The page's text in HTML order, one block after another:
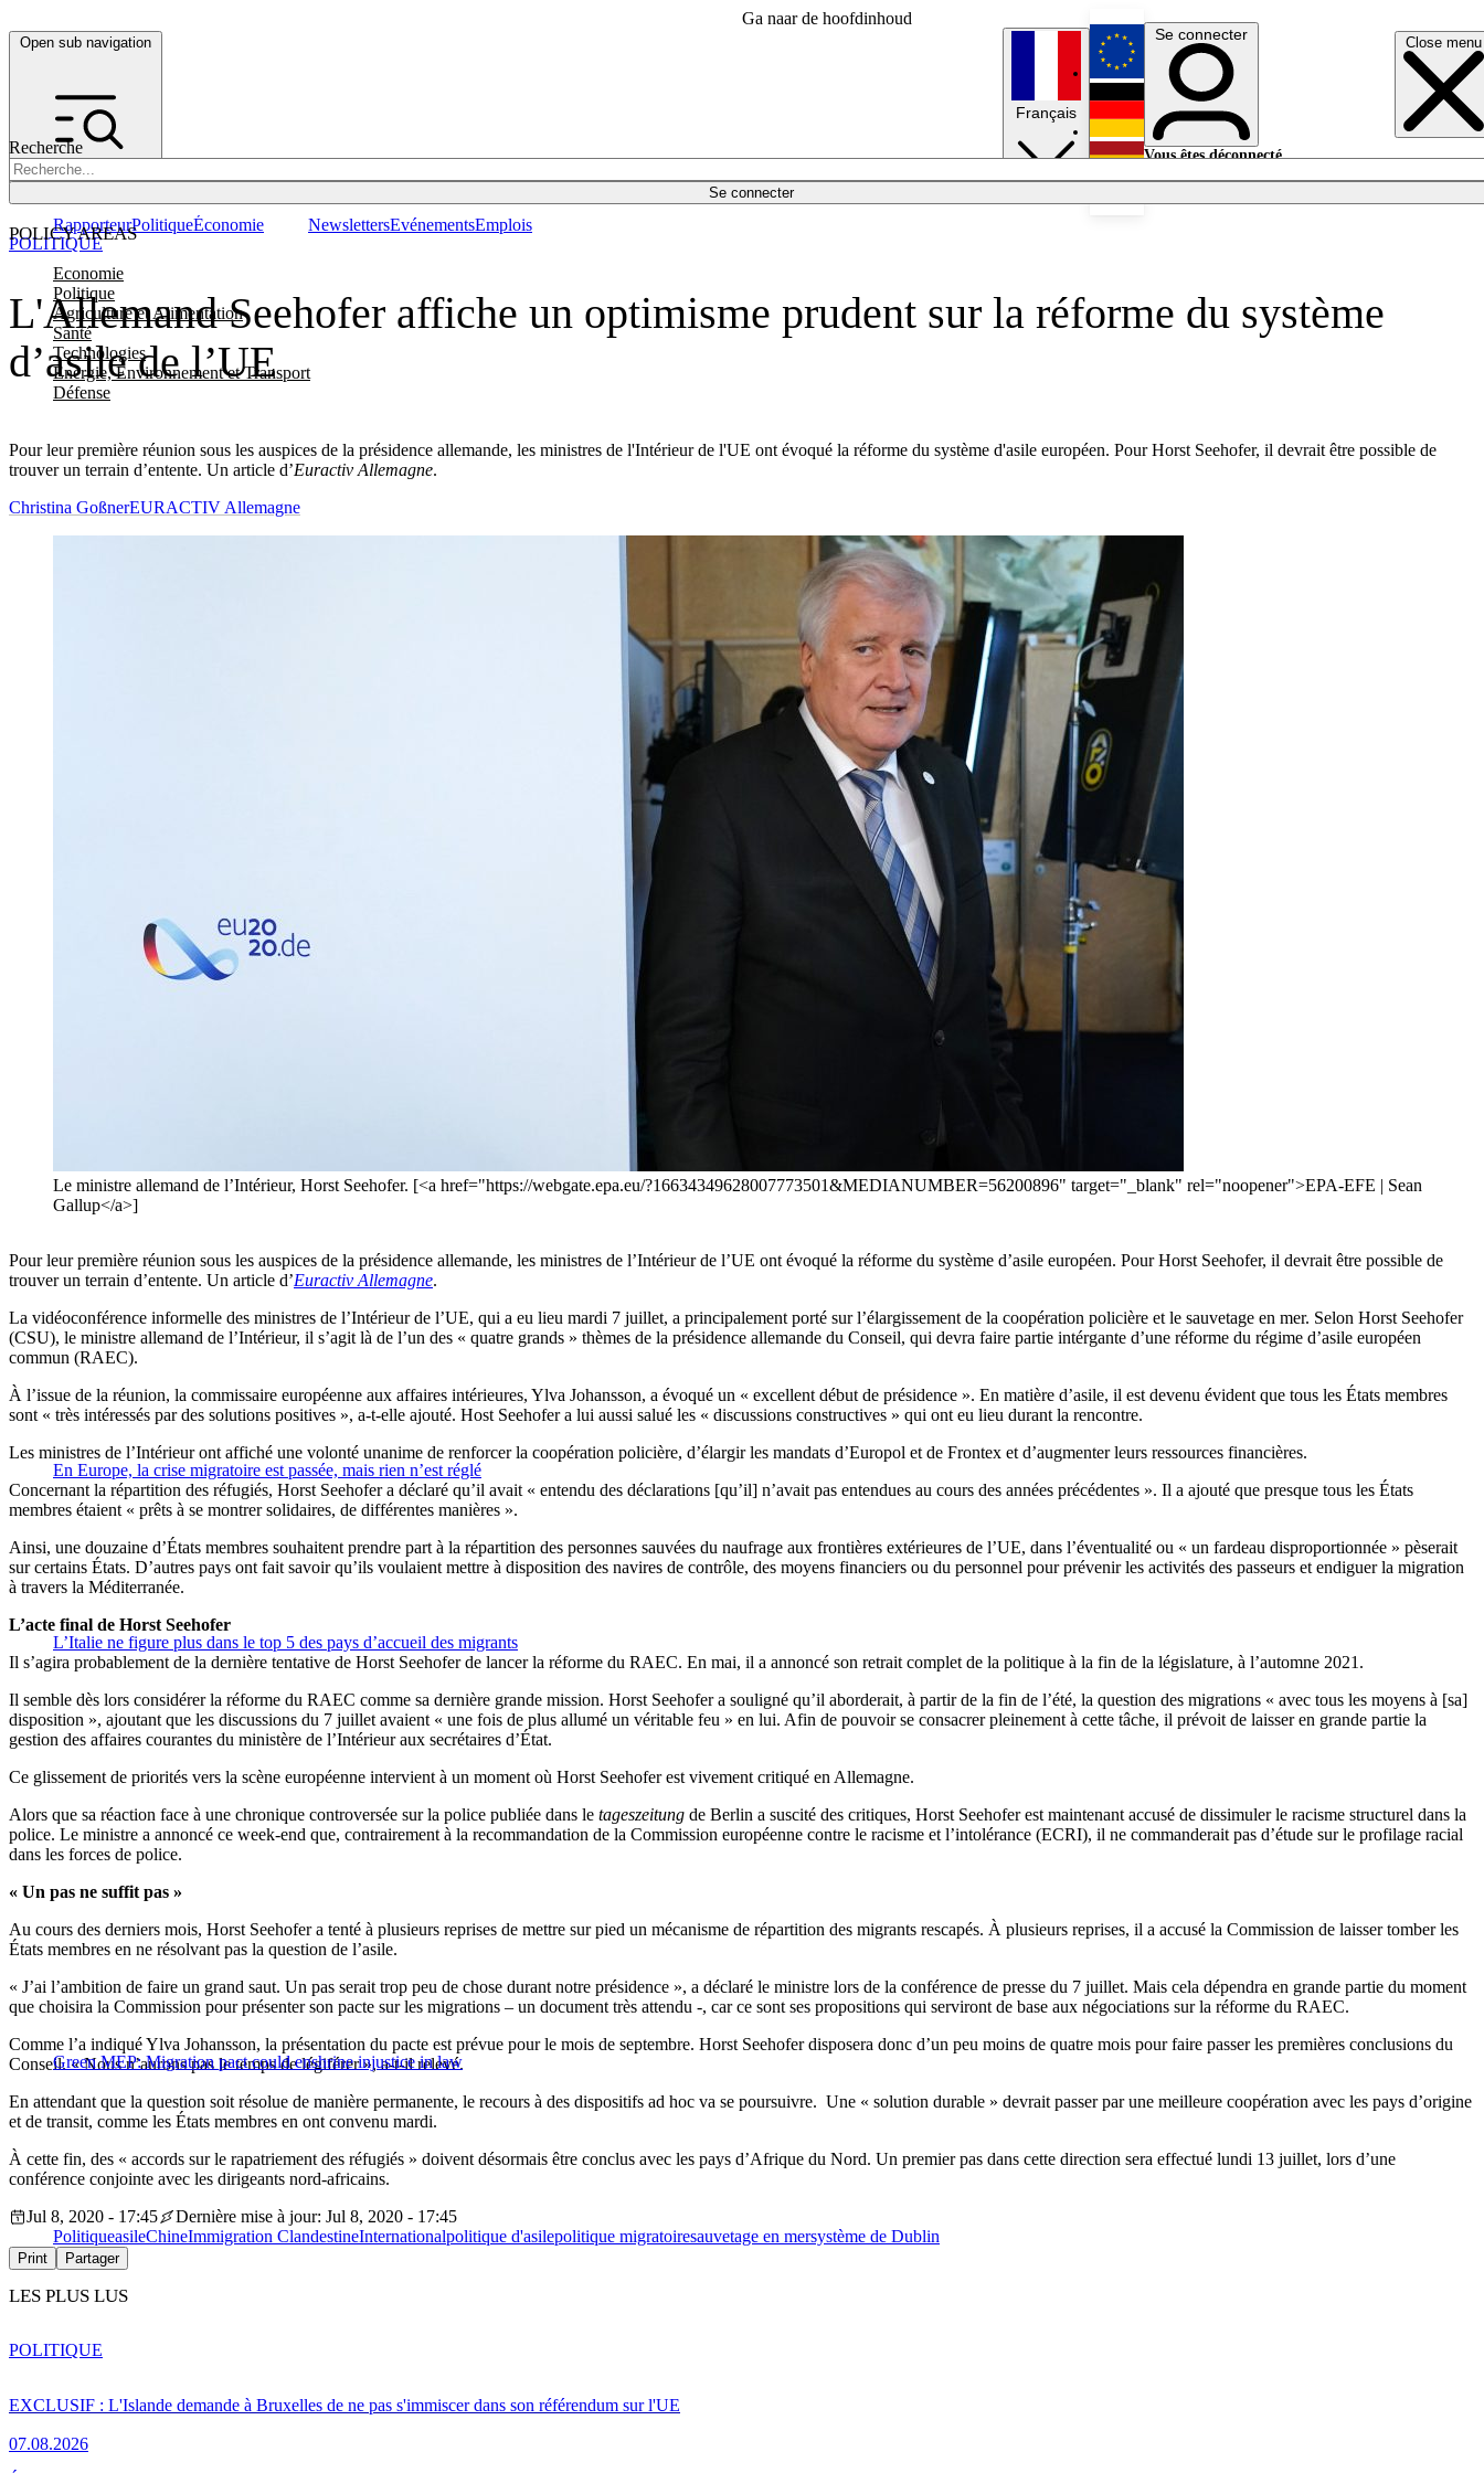
Ga naar de hoofdinhoud
Open sub navigation Close menu
Recherche
Se connecter
POLICY AREAS
Economie
Politique
Agriculture et Alimentation
Santé
Technologies
Energie, Environnement et Transport
Défense
RapporteurPolitiqueÉconomie NewslettersEvénementsEmplois
Français
English
Deutsch
Se connecter
Vous êtes déconnecté.
L'Allemand Seehofer affiche un optimisme prudent sur la réforme du système
d’asile de l’UE
Pour leur première réunion sous les auspices de la présidence allemande, les ministres de l'Intérieur de l'UE ont évoqué la réforme du système d'asile européen. Pour Horst Seehofer, il devrait être possible de
trouver un terrain d’entente. Un article d’Euractiv Allemagne.
POLITIQUE
Christina GoßnerEURACTIV Allemagne
Le ministre allemand de l’Intérieur, Horst Seehofer. [<a href="https://webgate.epa.eu/?16634349628007773501&MEDIANUMBER=56200896" target="_blank" rel="noopener">EPA-EFE | Sean
Gallup</a>]
Pour leur première réunion sous les auspices de la présidence allemande, les ministres de l’Intérieur de l’UE ont évoqué la réforme du système d’asile européen. Pour Horst Seehofer, il devrait être possible de
trouver un terrain d’entente. Un article d’Euractiv Allemagne.
La vidéoconférence informelle des ministres de l’Intérieur de l’UE, qui a eu lieu mardi 7 juillet, a principalement porté sur l’élargissement de la coopération policière et le sauvetage en mer. Selon Horst Seehofer
(CSU), le ministre allemand de l’Intérieur, il s’agit là de l’un des « quatre grands » thèmes de la présidence allemande du Conseil, qui devra faire partie intérgante d’une réforme du régime d’asile européen
commun (RAEC).
À l’issue de la réunion, la commissaire européenne aux affaires intérieures, Ylva Johansson, a évoqué un « excellent début de présidence ». En matière d’asile, il est devenu évident que tous les États membres
sont « très intéressés par des solutions positives », a-t-elle ajouté. Host Seehofer a lui aussi salué les « discussions constructives » qui ont eu lieu durant la rencontre.
En Europe, la crise migratoire est passée, mais rien n’est réglé
Les ministres de l’Intérieur ont affiché une volonté unanime de renforcer la coopération policière, d’élargir les mandats d’Europol et de Frontex et d’augmenter leurs ressources financières.
Concernant la répartition des réfugiés, Horst Seehofer a déclaré qu’il avait « entendu des déclarations [qu’il] n’avait pas entendues au cours des années précédentes ». Il a ajouté que presque tous les États
membres étaient « prêts à se montrer solidaires, de différentes manières ».
Ainsi, une douzaine d’États membres souhaitent prendre part à la répartition des personnes sauvées du naufrage aux frontières extérieures de l’UE, dans l’éventualité ou « un fardeau disproportionnée » pèserait
sur certains États. D’autres pays ont fait savoir qu’ils voulaient mettre à disposition des navires de contrôle, des moyens financiers ou du personnel pour prévenir les activités des passeurs et endiguer la migration
à travers la Méditerranée.
L’Italie ne figure plus dans le top 5 des pays d’accueil des migrants
L’acte final de Horst Seehofer
Il s’agira probablement de la dernière tentative de Horst Seehofer de lancer la réforme du RAEC. En mai, il a annoncé son retrait complet de la politique à la fin de la législature, à l’automne 2021.
Il semble dès lors considérer la réforme du RAEC comme sa dernière grande mission. Horst Seehofer a souligné qu’il aborderait, à partir de la fin de l’été, la question des migrations « avec tous les moyens à [sa]
disposition », ajoutant que les discussions du 7 juillet avaient « une fois de plus allumé un véritable feu » en lui. Afin de pouvoir se consacrer pleinement à cette tâche, il prévoit de laisser en grande partie la
gestion des affaires courantes du ministère de l’Intérieur aux secrétaires d’État.
Ce glissement de priorités vers la scène européenne intervient à un moment où Horst Seehofer est vivement critiqué en Allemagne.
Alors que sa réaction face à une chronique controversée sur la police publiée dans le tageszeitung de Berlin a suscité des critiques, Horst Seehofer est maintenant accusé de dissimuler le racisme structurel dans la
police. Le ministre a annoncé ce week-end que, contrairement à la recommandation de la Commission européenne contre le racisme et l’intolérance (ECRI), il ne commanderait pas d’étude sur le profilage racial
dans les forces de police.
« Un pas ne suffit pas »
Au cours des derniers mois, Horst Seehofer a tenté à plusieurs reprises de mettre sur pied un mécanisme de répartition des migrants rescapés. À plusieurs reprises, il a accusé la Commission de laisser tomber les
États membres en ne résolvant pas la question de l’asile.
« J’ai l’ambition de faire un grand saut. Un pas serait trop peu de chose durant notre présidence », a déclaré le ministre lors de la conférence de presse du 7 juillet. Mais cela dépendra en grande partie du moment
que choisira la Commission pour présenter son pacte sur les migrations – un document très attendu -, car ce sont ses propositions qui serviront de base aux négociations sur la réforme du RAEC.
Green MEP: Migration pact could enshrine injustice in law
Comme l’a indiqué Ylva Johansson, la présentation du pacte est prévue pour le mois de septembre. Horst Seehofer disposera donc d’un peu moins de quatre mois pour faire passer les premières conclusions du
Conseil. « Nous n’aurons pas le temps de légiférer », a-t-il relevé.
En attendant que la question soit résolue de manière permanente, le recours à des dispositifs ad hoc va se poursuivre. Une « solution durable » devrait passer par une meilleure coopération avec les pays d’origine
et de transit, comme les États membres en ont convenu mardi.
À cette fin, des « accords sur le rapatriement des réfugiés » doivent désormais être conclus avec les pays d’Afrique du Nord. Un premier pas dans cette direction sera effectué lundi 13 juillet, lors d’une
conférence conjointe avec les dirigeants nord-africains.
Jul 8, 2020 - 17:45
Dernière mise à jour: Jul 8, 2020 - 17:45
PolitiqueasileChineImmigration ClandestineInternationalpolitique d'asilepolitique migratoiresauvetage en mersystème de Dublin
Print Partager
LES PLUS LUS
EXCLUSIF : L'Islande demande à Bruxelles de ne pas s'immiscer dans son référendum sur l'UE
07.08.2026
POLITIQUE